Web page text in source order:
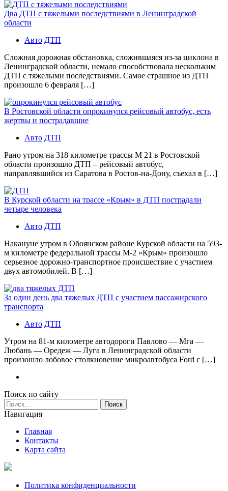
Два ДТП с тяжелыми последствиями в Ленинградской
области
Авто ДТП
Сложная дорожная обстановка, сложившаяся из-за циклона в
Ленинградской области, немало способствовала нескольким
ДТП с тяжелыми последствиями. Самое страшное из ДТП
произошло 6 февраля […]
В Ростовской области опрокинулся рейсовый автобус, есть
жертвы и пострадавшие
Авто ДТП
Рано утром на 318 километре трассы М 21 в Ростовской
области произошло ДТП – рейсовый автобус,
направлявшийся из Саратова в Ростов-на-Дону, съехал в […]
В Курской области на трассе «Крым» в ДТП пострадали
четыре человека
Авто ДТП
Накануне утром в Обоянском районе Курской области на 593-
м километре федеральной трассы М-2 «Крым» произошло
серьезное дорожно-транспортное происшествие с участием
двух автомобилей. В […]
За один день два тяжелых ДТП с участием пассажирского
транспорта
Авто ДТП
Утром на 81-м километре автодороги Павлово — Мга —
Любань — Оредеж — Луга в Ленинградской области
произошло лобовое столкновение микроавтобуса Ford с […]
Поиск по сайту
Найти:
Навигация
Главная
Контакты
Карта сайта
Политика конфиденциальности